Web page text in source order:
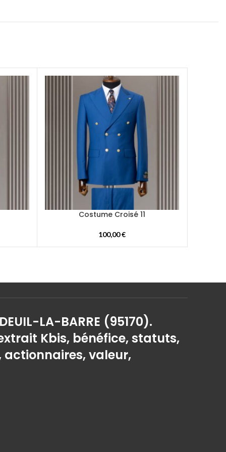
Costume Croisé 11
100,00€
LA-BARRE (95170).
Kbis, bénéfice, statuts,
actionnaires, valeur,